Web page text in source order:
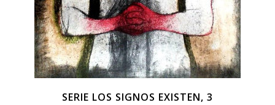
SERIE LOS SIGNOS EXISTEN, 3